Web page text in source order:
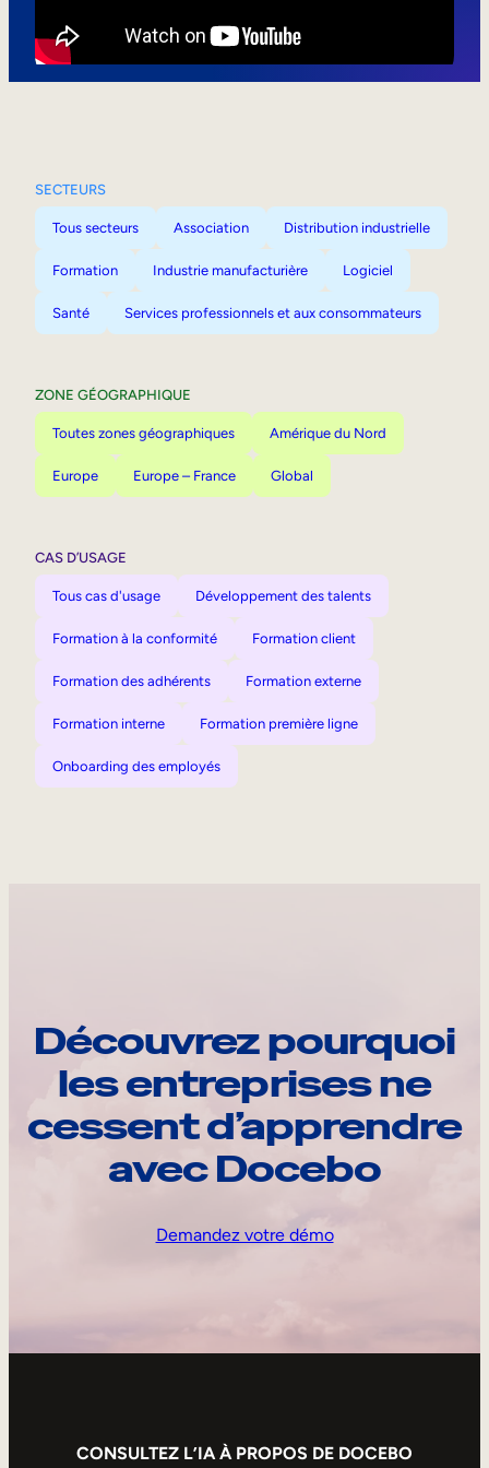
SECTEURS
Tous secteurs Association Distribution industrielle
Formation Industrie manufacturière Logiciel
Santé Services professionnels et aux consommateurs
ZONE GÉOGRAPHIQUE
Toutes zones géographiques Amérique du Nord
Europe Europe – France Global
CAS D’USAGE
Tous cas d'usage Développement des talents
Formation à la conformité Formation client
Formation des adhérents Formation externe
Formation interne Formation première ligne
Onboarding des employés
Découvrez pourquoi
les entreprises ne
cessent d’apprendre
avec Docebo
Demandez votre démo
CONSULTEZ L’IA À PROPOS DE DOCEBO